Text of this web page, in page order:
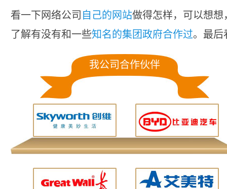
看一下网络公司 自己的网站做得怎样，可以想
了解有没有和一些知名的集团政府合作过。最后
我公司合作伙伴